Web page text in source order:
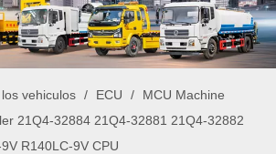
vehiculos / ECU /
MCU Machine
21Q4-32884 21Q4-32881 21Q4-32882
R140LC-9V CPU